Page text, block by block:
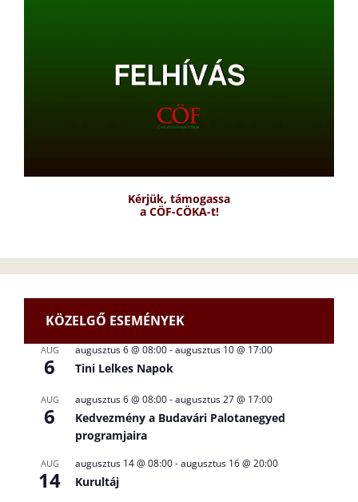
Kérjük, támogassa
a CÖF-CÖKA-t!
KÖZELGŐ ESEMÉNYEK
AUG
6
augusztus 6 @ 08:00-augusztus 10 @ 17:00
Tini Lelkes Napok
AUG
6
augusztus 6 @ 08:00-augusztus 27 @ 17:00
Kedvezmény a Budavári Palotanegyed
programjaira
AUG
14
augusztus 14 @ 08:00-augusztus 16 @ 20:00
Kurultáj